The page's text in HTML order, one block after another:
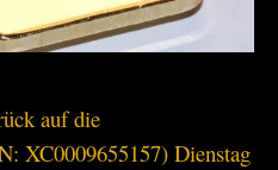
auf die
XC0009655157) Dienstag